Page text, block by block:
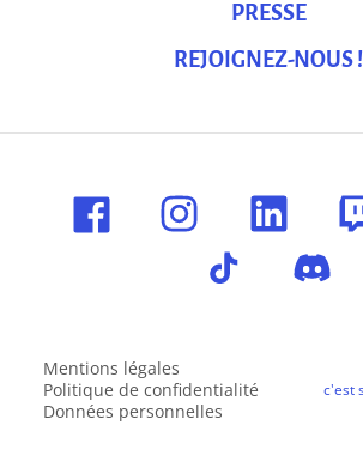
PRESSE
REJOIGNEZ-NOUS !
Mentions légales
Politique de confidentialité
Données personnelles